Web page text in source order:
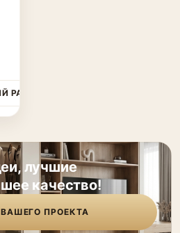
РАСЧЁТ
лучшие
качество!
ПРОЕКТА